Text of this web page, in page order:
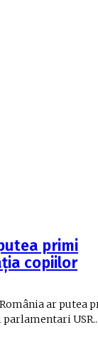
primi
copiilor
ar putea